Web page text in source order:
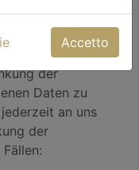
der
Daten zu
an uns
der
Accetto